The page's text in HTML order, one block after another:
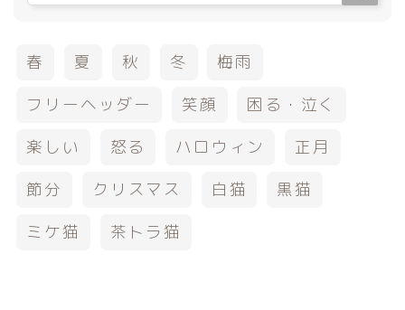
春 夏 秋 冬
梅雨
フリーヘッダー
笑顔
困る・泣く
楽しい
怒る ハロウィン
正月
節分
クリスマス 白猫
黒猫
ミケ猫
茶トラ猫